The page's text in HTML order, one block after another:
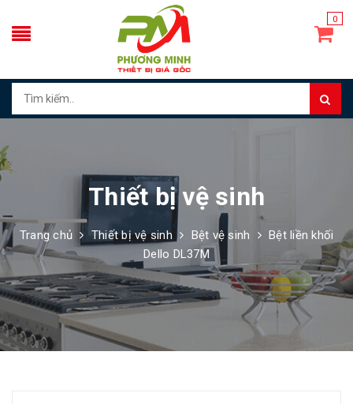
0
Thiết bị vệ sinh
Trang chủ Thiết bị vệ sinh Bệt vệ sinh
Bệt liền khối
Dello DL37M